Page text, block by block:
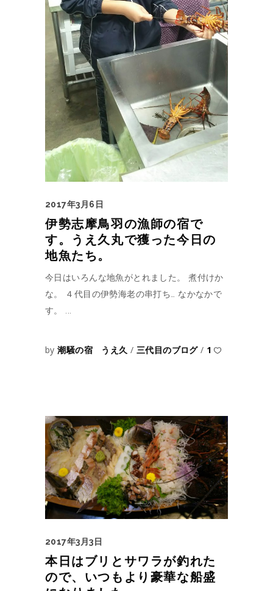
2017年3月6日
伊勢志摩鳥羽の漁師の宿で
す。うえ久丸で獲った今日の
地魚たち。
今日はいろんな地魚がとれました。 煮付けか
な。 ４代目の伊勢海老の串打ち… なかなかで
す。
by潮騒の宿 うえ久 三代目のブログ 1
2017年3月3日
本日はブリとサワラが釣れた
ので、いつもより豪華な船盛